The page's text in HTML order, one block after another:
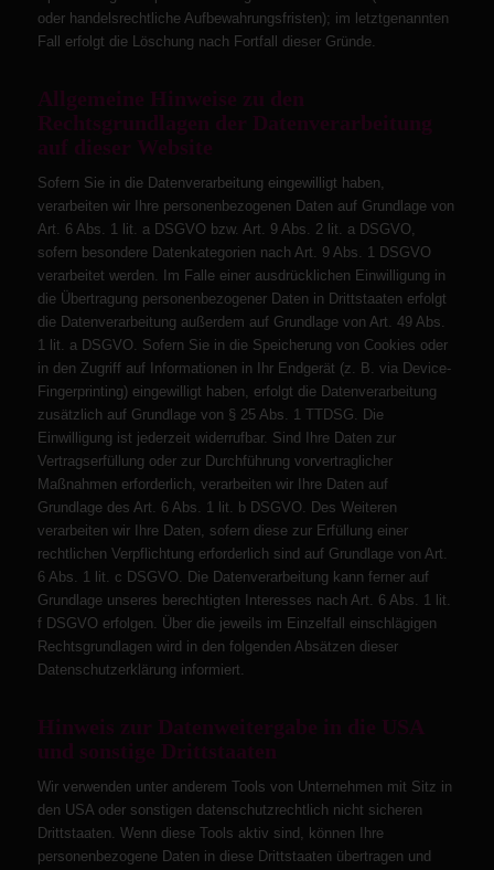
oder handelsrechtliche Aufbewahrungsfristen); im letztgenannten
Fall erfolgt die Löschung nach Fortfall dieser Gründe.
Allgemeine Hinweise zu den
Rechtsgrundlagen der Datenverarbeitung
auf dieser Website
Sofern Sie in die Datenverarbeitung eingewilligt haben,
verarbeiten wir Ihre personenbezogenen Daten auf Grundlage von
Art. 6 Abs. 1 lit. a DSGVO bzw. Art. 9 Abs. 2 lit. a DSGVO,
sofern besondere Datenkategorien nach Art. 9 Abs. 1 DSGVO
verarbeitet werden. Im Falle einer ausdrücklichen Einwilligung in
die Übertragung personenbezogener Daten in Drittstaaten erfolgt
die Datenverarbeitung außerdem auf Grundlage von Art. 49 Abs.
1 lit. a DSGVO. Sofern Sie in die Speicherung von Cookies oder
in den Zugriff auf Informationen in Ihr Endgerät (z. B. via Device-
Fingerprinting) eingewilligt haben, erfolgt die Datenverarbeitung
zusätzlich auf Grundlage von § 25 Abs. 1 TTDSG. Die
Einwilligung ist jederzeit widerrufbar. Sind Ihre Daten zur
Vertragserfüllung oder zur Durchführung vorvertraglicher
Maßnahmen erforderlich, verarbeiten wir Ihre Daten auf
Grundlage des Art. 6 Abs. 1 lit. b DSGVO. Des Weiteren
verarbeiten wir Ihre Daten, sofern diese zur Erfüllung einer
rechtlichen Verpflichtung erforderlich sind auf Grundlage von Art.
6 Abs. 1 lit. c DSGVO. Die Datenverarbeitung kann ferner auf
Grundlage unseres berechtigten Interesses nach Art. 6 Abs. 1 lit.
f DSGVO erfolgen. Über die jeweils im Einzelfall einschlägigen
Rechtsgrundlagen wird in den folgenden Absätzen dieser
Datenschutzerklärung informiert.
Hinweis zur Datenweitergabe in die USA
und sonstige Drittstaaten
Wir verwenden unter anderem Tools von Unternehmen mit Sitz in
den USA oder sonstigen datenschutzrechtlich nicht sicheren
Drittstaaten. Wenn diese Tools aktiv sind, können Ihre
personenbezogene Daten in diese Drittstaaten übertragen und